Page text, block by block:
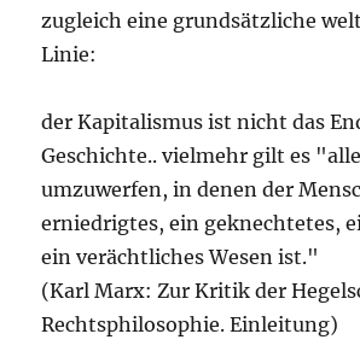
zugleich eine grundsätzliche
Linie:
der Kapitalismus ist nicht das
Geschichte.. vielmehr gilt es
umzuwerfen, in denen der
erniedrigtes, ein geknechtetes,
ein verächtliches Wesen ist."
(Karl Marx: Zur Kritik der
Rechtsphilosophie. Einleitung)